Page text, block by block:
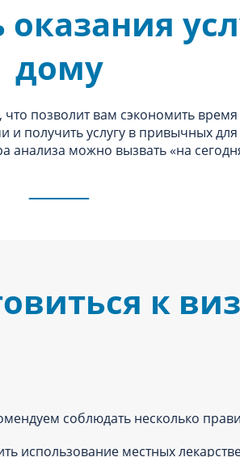
дому
позволит вам сэкономить время
и получить услугу в привычных
анализа можно вызвать «‎на
к
соблюдать несколько
использование местных